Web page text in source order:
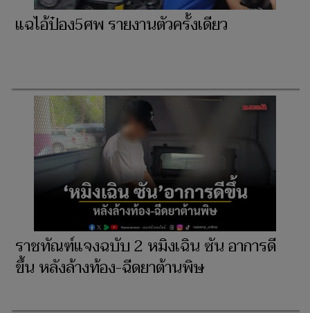
แฉไอ้ป๋อง5ศพ รายงานตัวครั้งเดียว
ราชทัณฑ์แจงฉบับ 2 หมิงเฉิน ซัน อาการดี
ขึ้น หลังล้างท้อง-ฉีดยาต้านพิษ